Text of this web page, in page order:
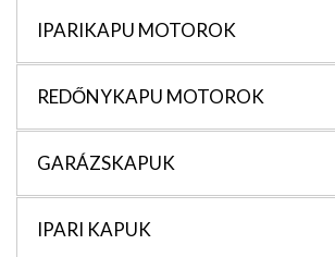
IPARIKAPU MOTOROK
REDŐNYKAPU MOTOROK
GARÁZSKAPUK
IPARI KAPUK